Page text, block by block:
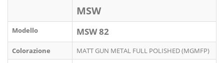
MSW
Modello MSW 82
Colorazione
MATT GUN METAL FULL POLISHED (MGMFP)